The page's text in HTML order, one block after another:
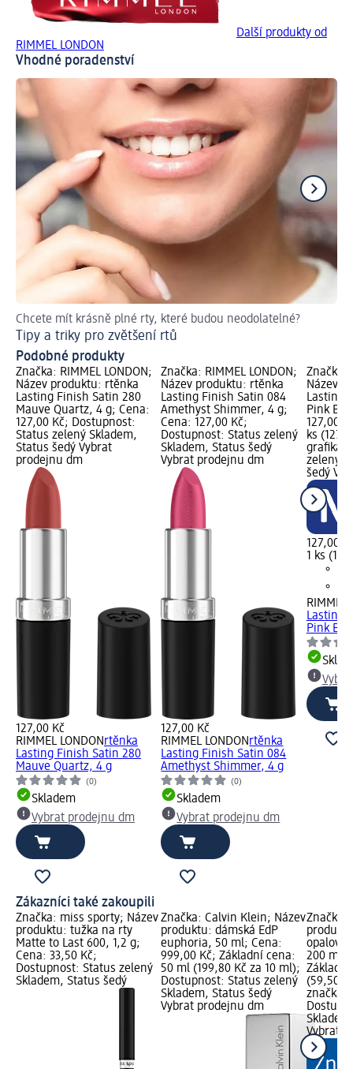
Další produkty od
RIMMEL LONDON
Vhodné poradenství
Chcete mít krásně plné rty, které budou neodolatelné?
Tipy a triky pro zvětšení rtů
Podobné produkty
Značka: RIMMEL LONDON;
Název produktu: rtěnka
Lasting Finish Satin 280
Mauve Quartz, 4 g; Cena:
127,00 Kč; Dostupnost:
Status zelený Skladem,
Status šedý Vybrat
prodejnu dm
127,00 Kč
RIMMEL LONDONrtěnka
Lasting Finish Satin 280
Mauve Quartz, 4 g
(0)
Skladem
Vybrat prodejnu dm
Značka: RIMMEL LONDON;
Název produktu: rtěnka
Lasting Finish Satin 084
Amethyst Shimmer, 4 g;
Cena: 127,00 Kč;
Dostupnost: Status zelený
Skladem, Status šedý
Vybrat prodejnu dm
127,00 Kč
RIMMEL LONDONrtěnka
Lasting Finish Satin 084
Amethyst Shimmer, 4 g
(0)
Skladem
Vybrat prodejnu dm
Značka:
Název
Lasting
Pink
127,00
ks
grafika;
zelený
šedý
127,00
1 ks
RIMMEL
Lasting
Pink
Zákazníci také zakoupili
Značka: miss sporty; Název
produktu: tužka na rty
Matte to Last 600, 1,2 g;
Cena: 33,50 Kč;
Dostupnost: Status zelený
Skladem, Status šedý
Značka: Calvin Klein; Název
produktu: dámská EdP
euphoria, 50 ml; Cena:
999,00 Kč; Základní cena:
50 ml (199,80 Kč za 10 ml);
Dostupnost: Status zelený
Skladem, Status šedý
Vybrat prodejnu dm
Značka:
200 ml;
(59,50
značka
Vybrat